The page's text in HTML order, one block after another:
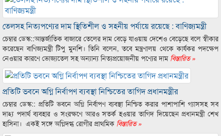
তেলসহ নিত্যপণ্যের দাম স্থিতিশীল ও সহনীয় পর্যায়ে রয়েছে : বাণিজ্যমন্ত্রী
চেম্বার ডেস্ক::আন্তর্জাতিক বাজারে তেলের দাম বেড়ে যাওয়ায় দেশেও বেড়েছে বলে স্বীকার
করেছেন বাণিজ্যমন্ত্রী টিপু মুনশি। তিনি বলেন, তবে মন্ত্রণালয় থেকে কার্যকর পদক্ষেপ
নেওয়ার কারণে ভোজ্যতেল সহ অন্যান্য নিত্যপ্রয়োজনীয় পণ্যের দাম বিস্তারিত »
প্রতিটি ভবনে অগ্নি নির্বাপণ ব্যবস্থা নিশ্চিতের তাগিদ প্রধানমন্ত্রীর
চেম্বার ডেস্ক:: প্রতিটি ভবনে অগ্নি নির্বাপণ ব্যবস্থা নিশ্চিত করার পাশাপাশি গ্যাসসহ সব
দাহ্য পদার্থ ব্যবহার ও সংরক্ষণে আরও সতর্ক হওয়ার তাগিদ দিয়েছেন প্রধানমন্ত্রী শেখ
হাসিনা। একই সঙ্গে অগ্নিদগ্ধ রোগীর প্রাথমিক বিস্তারিত »